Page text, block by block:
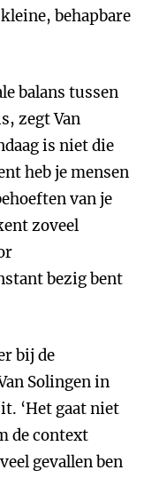
behapbare
balans tussen
zegt Van
is niet die
heb je mensen
van je
zoveel
bezig bent
bij de
Solingen in
‘Het gaat niet
de context
gevallen ben